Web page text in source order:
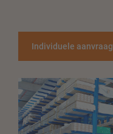
Individuele